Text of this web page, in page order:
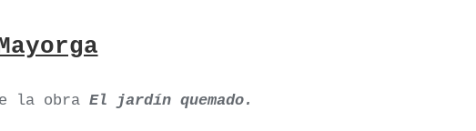
la obra El jardín quemado.